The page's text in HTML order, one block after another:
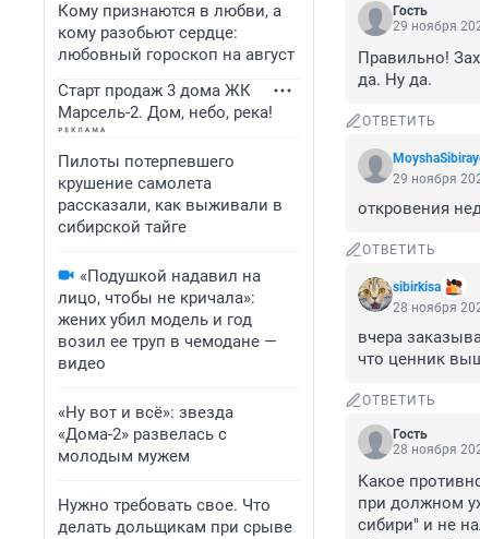
Кому признаются в любви, а
кому разобьют сердце:
любовный гороскоп на август
Старт продаж 3 дома ЖК
Марсель-2. Дом, небо, река!
Пилоты потерпевшего
крушение самолета
рассказали, как выживали в
сибирской тайге
«Подушкой надавил на
лицо, чтобы не кричала»:
жених убил модель и год
возил ее труп в чемодане —
видео
«Ну вот и всё»: звезда
«Дома-2» развелась с
молодым мужем
Нужно требовать свое. Что
делать дольщикам при срыве
Гость
29 ноября
Правильно!
да. Ну да.
ОТВЕТИТЬ
29 ноября
откровения
ОТВЕТИТЬ
sibirkisa
28 ноября
вчера
что ценник
ОТВЕТИТЬ
Гость
28 ноября
Какое
при должном
сибири" и не